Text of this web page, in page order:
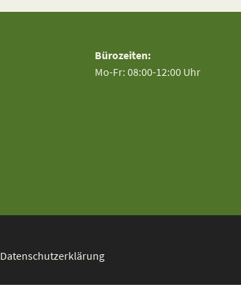
Bürozeiten:
Mo-Fr: 08:00-12:00 Uhr
Datenschutzerklärung